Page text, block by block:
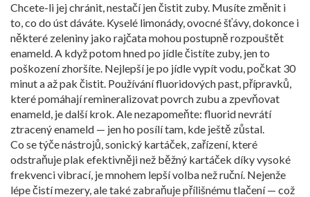
Chcete-li jej chránit, nestačí jen čistit zuby. Musíte změnit i
to, co do úst dáváte. Kyselé limonády, ovocné šťávy, dokonce i
některé zeleniny jako rajčata mohou postupně rozpouštět
enameld. A když potom hned po jídle čistíte zuby, jen to
poškození zhoršíte. Nejlepší je po jídle vypít vodu, počkat 30
minut a až pak čistit. Používánífluoridových past,přípravků,
které pomáhají remineralizovat povrch zubu a zpevňovat
enameld, je další krok. Ale nezapomeňte: fluorid nevrátí
ztracený enameld — jen ho posílí tam, kde ještě zůstal.
Co se týče nástrojů,sonický kartáček, zařízení, které
odstraňuje plak efektivněji než běžný kartáček díky vysoké
frekvenci vibrací, je mnohem lepší volba než ruční. Nejenže
lépe čistí mezery, ale také zabraňuje přílišnému tlačení — což